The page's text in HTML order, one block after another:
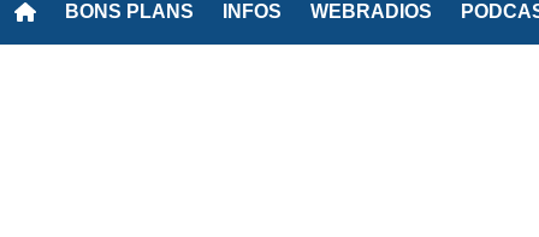
BONS PLANS INFOS WEBRADIOS